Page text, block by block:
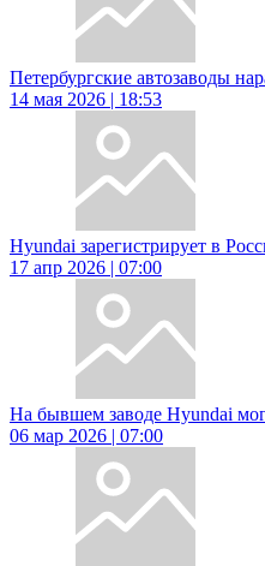
Петербургские автозаводы
14 мая 2026 | 18:53
Hyundai зарегистрирует в
17 апр 2026 | 07:00
На бывшем заводе Hyundai
06 мар 2026 | 07:00